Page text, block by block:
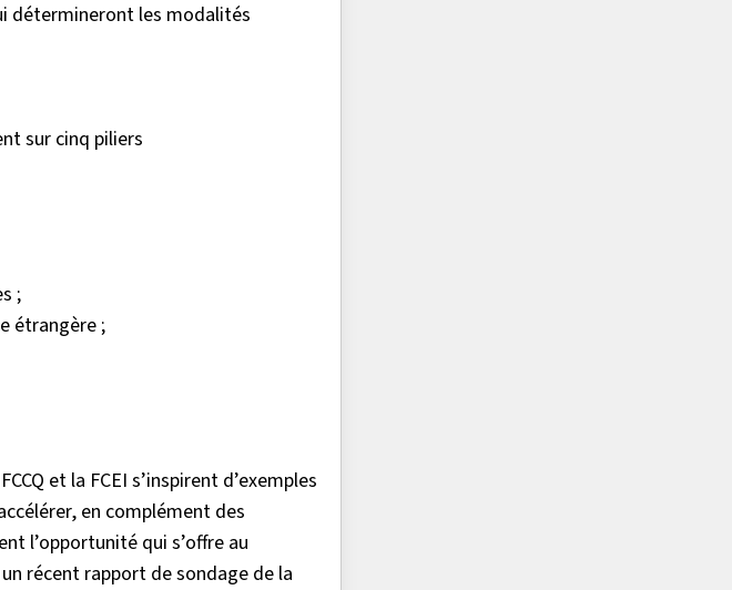
détermineront les modalités
sur cinq piliers
;
étrangère ;
et la FCEI s’inspirent d’exemples
en complément des
l’opportunité qui s’offre au
récent rapport de sondage de la